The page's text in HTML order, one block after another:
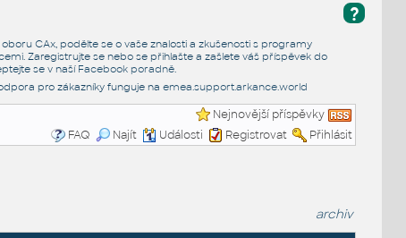
?
CAx, podělte se o vaše znalosti a zkušenosti s programy
Zaregistrujte se nebo se přihlašte a zašlete váš příspěvek do
se v naší Facebook poradně.
pro zákazníky funguje na emea.support.arkance.world
Nejnovější příspěvky
FAQ
Najít Události Registrovat Přihlásit
archiv